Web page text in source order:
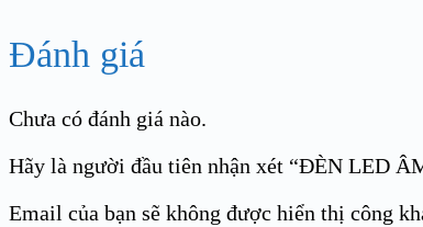
Đánh giá
Chưa có đánh giá nào.
Hãy là người đầu tiên nhận xét “ĐÈN LED
Email của bạn sẽ không được hiển thị công